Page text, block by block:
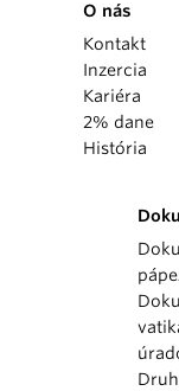
O nás
Kontakt
Inzercia
Kariéra
2% dane
História